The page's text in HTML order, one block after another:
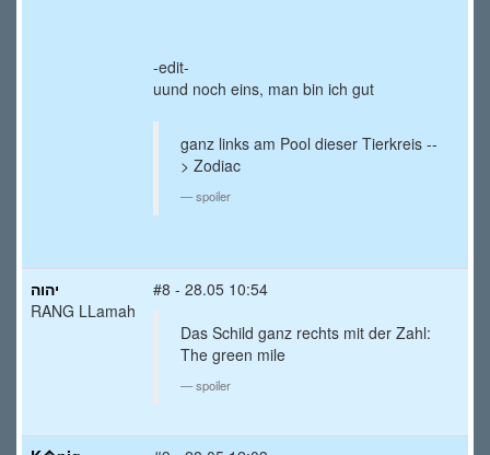
-edit-
uund noch eins, man bin ich gut
ganz links am Pool dieser Tierkreis --
> Zodiac
spoiler
יהוה
RANG LLamah
#8 - 28.05 10:54
Das Schild ganz rechts mit der Zahl:
The green mile
spoiler